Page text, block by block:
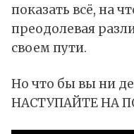
показать всё, на
преодолевая
своем пути.
Но что бы вы ни
НАСТУПАЙТЕ НА